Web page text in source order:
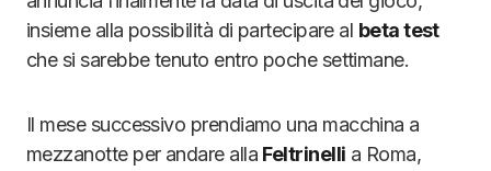
insieme alla possibilità di partecipare al beta test
che si sarebbe tenuto entro poche settimane.
Il mese successivo prendiamo una macchina a
mezzanotte per andare alla Feltrinelli a Roma,